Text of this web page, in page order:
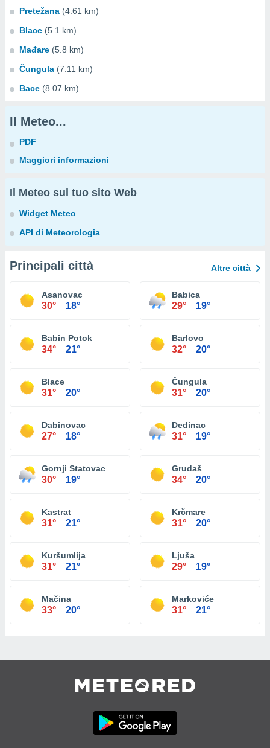
Pretežana (4.61 km)
Blace (5.1 km)
Mađare (5.8 km)
Čungula (7.11 km)
Bace (8.07 km)
Il Meteo...
PDF
Maggiori informazioni
Il Meteo sul tuo sito Web
Widget Meteo
API di Meteorologia
Principali città Altre città
Asanovac
30° 18°
Babica
29° 19°
Babin Potok
34° 21°
Barlovo
32° 20°
Blace
31° 20°
Čungula
31° 20°
Dabinovac
27° 18°
Dedinac
31° 19°
Gornji Statovac
30° 19°
Grudaš
34° 20°
Kastrat
31° 21°
Krčmare
31° 20°
Kuršumlija
31° 21°
Ljuša
29° 19°
Mačina
33° 20°
Markoviće
31° 21°